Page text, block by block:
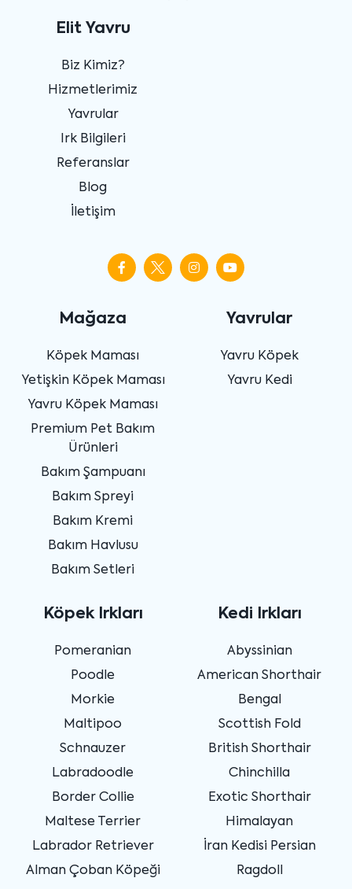
Elit Yavru
Biz Kimiz?
Hizmetlerimiz
Yavrular
Irk Bilgileri
Referanslar
Blog
İletişim
Mağaza
Köpek Maması
Yetişkin Köpek Maması
Yavru Köpek Maması
Premium Pet Bakım
Ürünleri
Bakım Şampuanı
Bakım Spreyi
Bakım Kremi
Bakım Havlusu
Bakım Setleri
Yavrular
Yavru Köpek
Yavru Kedi
Köpek Irkları
Pomeranian
Poodle
Morkie
Maltipoo
Schnauzer
Labradoodle
Border Collie
Maltese Terrier
Labrador Retriever
Alman Çoban Köpeği
Kedi Irkları
Abyssinian
American Shorthair
Bengal
Scottish Fold
British Shorthair
Chinchilla
Exotic Shorthair
Himalayan
İran Kedisi Persian
Ragdoll